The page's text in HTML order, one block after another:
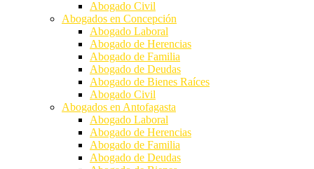
Abogado Civil
Abogados en Concepción
Abogado Laboral
Abogado de Herencias
Abogado de Familia
Abogado de Deudas
Abogado de Bienes Raíces
Abogado Civil
Abogados en Antofagasta
Abogado Laboral
Abogado de Herencias
Abogado de Familia
Abogado de Deudas